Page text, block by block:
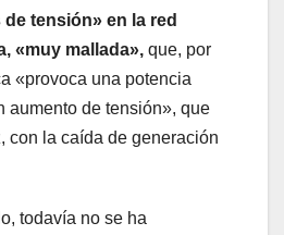
tensión» en la red
«muy mallada», que, por
«provoca una potencia
aumento de tensión», que
con la caída de generación
todavía no se ha